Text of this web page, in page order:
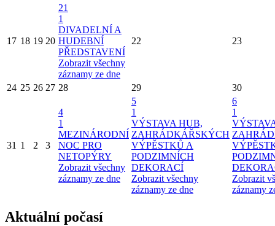
17 18 19 20
21
1
DIVADELNÍ A
HUDEBNÍ
PŘEDSTAVENÍ
Zobrazit všechny
záznamy ze dne
22 23
24 25 26 27 28 29 30
31 1 2 3
4
1
MEZINÁRODNÍ
NOC PRO
NETOPÝRY
Zobrazit všechny
záznamy ze dne
5
1
VÝSTAVA HUB,
ZAHRÁDKÁŘSKÝCH
VÝPĚSTKŮ A
PODZIMNÍCH
DEKORACÍ
Zobrazit všechny
záznamy ze dne
6
1
Zobrazit
záznamy
Aktuální počasí